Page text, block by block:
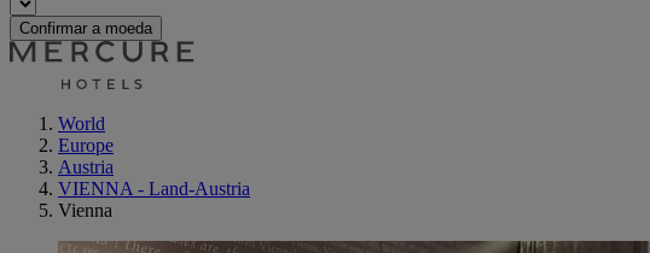
Confirmar a moeda
World
Europe
Austria
VIENNA - Land-Austria
Vienna